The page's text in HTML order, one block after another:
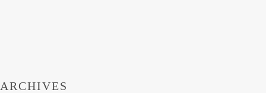
ARCHIVES